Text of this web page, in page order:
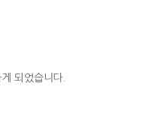
되었습니다.